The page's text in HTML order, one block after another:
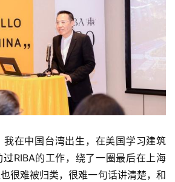
在中国台湾出生，在美国学习建筑
RIBA的工作，绕了一圈最后在上海
很难被归类，很难一句话讲清楚，和